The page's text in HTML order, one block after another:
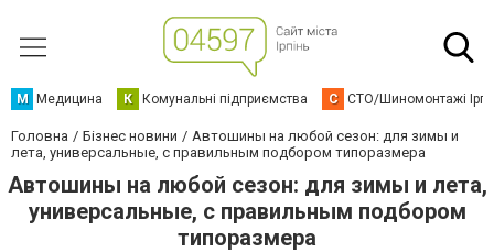
М Медицина К Комунальні підприємства С СТО/Шиномонтажі
Головна Бізнес новини
Автошины на любой сезон: для зимы и
лета, универсальные, с правильным подбором типоразмера
Автошины на любой сезон: для зимы и лета,
универсальные, с правильным подбором
типоразмера